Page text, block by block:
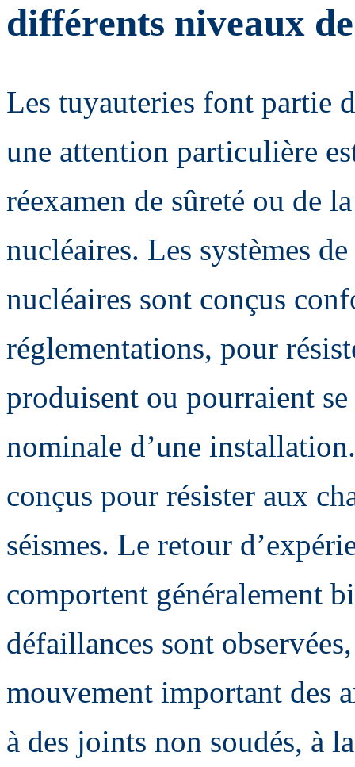
différents niveaux
Les tuyauteries font partie
une attention particulière
réexamen de sûreté ou de
nucléaires. Les systèmes
nucléaires sont conçus
réglementations, pour
produisent ou pourraient
nominale d’une
conçus pour résister aux
séismes. Le retour
comportent généralement
défaillances sont
mouvement important des
à des joints non soudés, à